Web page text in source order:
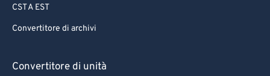
CST A EST
Convertitore di archivi
Convertitore di unità